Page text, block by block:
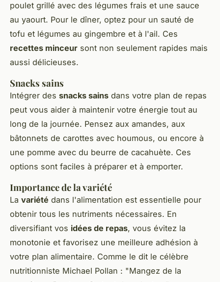
poulet grillé avec des légumes frais et une sauce
au yaourt. Pour le dîner, optez pour un sauté de
tofu et légumes au gingembre et à l'ail. Ces
recettes minceur sont non seulement rapides mais
aussi délicieuses.
Snacks sains
Intégrer des snacks sains dans votre plan de repas
peut vous aider à maintenir votre énergie tout au
long de la journée. Pensez aux amandes, aux
bâtonnets de carottes avec houmous, ou encore à
une pomme avec du beurre de cacahuète. Ces
options sont faciles à préparer et à emporter.
Importance de la variété
La variété dans l'alimentation est essentielle pour
obtenir tous les nutriments nécessaires. En
diversifiant vos idées de repas, vous évitez la
monotonie et favorisez une meilleure adhésion à
votre plan alimentaire. Comme le dit le célèbre
nutritionniste Michael Pollan : "Mangez de la